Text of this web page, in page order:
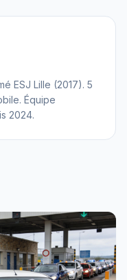
ESJ Lille (2017). 5
Équipe
2024.